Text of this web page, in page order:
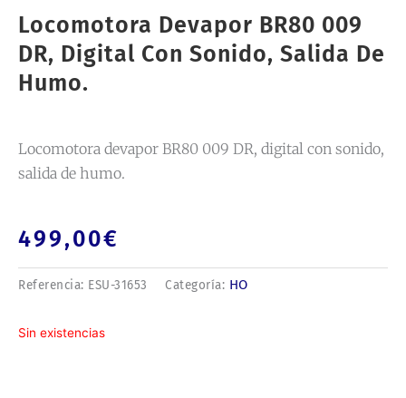
Locomotora Devapor BR80 009
DR, Digital Con Sonido, Salida De
Humo.
Locomotora devapor BR80 009 DR, digital con sonido,
salida de humo.
499,00€
Referencia: ESU-31653 Categoría: HO
Sin existencias